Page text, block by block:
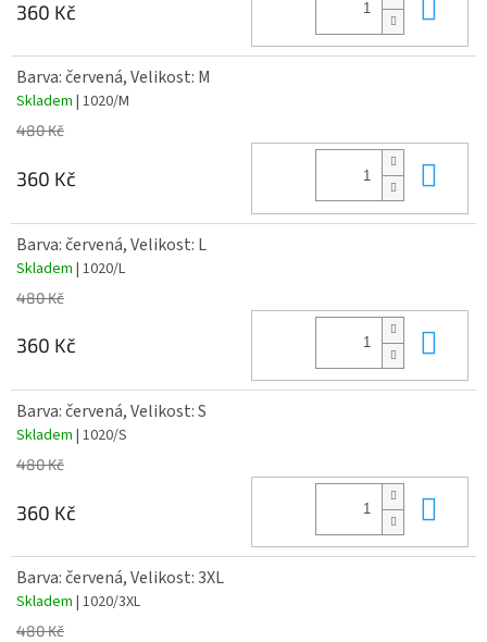
360 Kč
Barva: červená, Velikost: M
Skladem | 1020/M
480 Kč
360 Kč
Barva: červená, Velikost: L
Skladem | 1020/L
480 Kč
360 Kč
Barva: červená, Velikost: S
Skladem | 1020/S
480 Kč
360 Kč
Barva: červená, Velikost: 3XL
Skladem | 1020/3XL
480 Kč